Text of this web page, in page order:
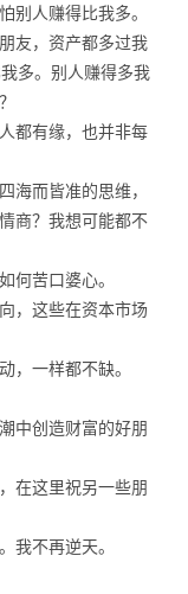
别人赚得比我多。
友，资产都多过我
多。别人赚得多我
都有缘，也并非每
海而皆准的思维，
商？我想可能都不
何苦口婆心。
，这些在资本市场
，一样都不缺。
中创造财富的好朋
在这里祝另一些朋
我不再逆天。